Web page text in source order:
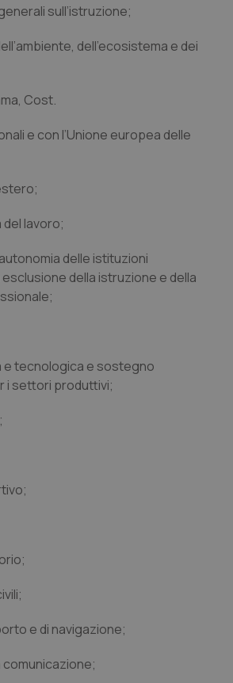
Nutrizione
urogenitali
& Testa Collo
sull’istruzione;
dell’ecosistema e dei
Cost.
e con l’Unione europea delle
lavoro;
delle istituzioni
della istruzione e della
tecnologica e sostegno
i settori produttivi;
e di navigazione;